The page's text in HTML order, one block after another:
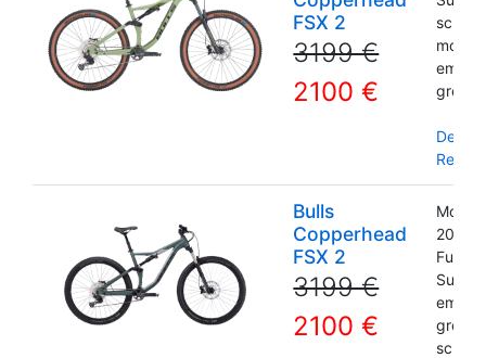
FSX 2
3199 €
2100 €
moor
green/
Bulls
Copperhead
FSX 2
3199 €
2100 €
2022
Full
green